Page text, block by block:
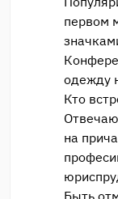
первом
одежду
Кто
на